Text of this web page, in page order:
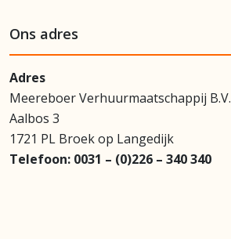
Ons adres
Adres
Meereboer Verhuurmaatschappij B.V.
Aalbos 3
1721 PL Broek op Langedijk
Telefoon: 0031 – (0)226 – 340 340